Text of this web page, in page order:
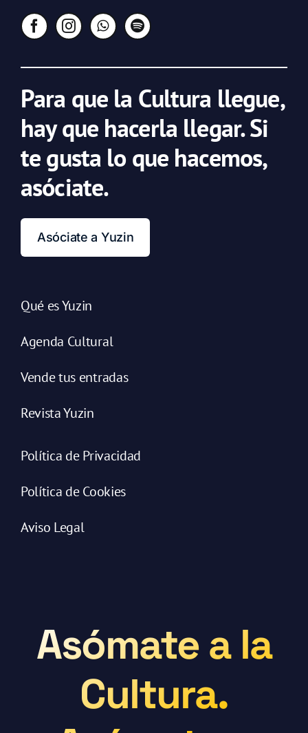
Para que la Cultura llegue,
hay que hacerla llegar. Si
te gusta lo que hacemos,
asóciate.
Asóciate a Yuzin
Qué es Yuzin
Agenda Cultural
Vende tus entradas
Revista Yuzin
Política de Privacidad
Política de Cookies
Aviso Legal
Asómate a la
Cultura.